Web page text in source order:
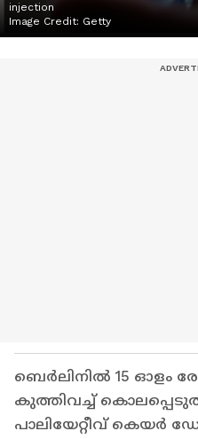
injection
Image Credit: Getty
ബെർലിനിൽ 15 ഓളം
കുത്തിവച്ച്
പാലിയേറ്റീവ് കെയർ